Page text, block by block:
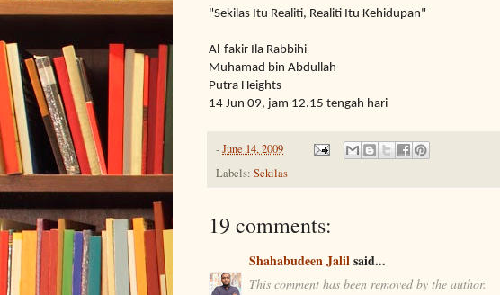
"Sekilas Itu Realiti, Realiti Itu Kehidupan"
Al-fakir Ila Rabbihi
Muhamad bin Abdullah
Putra Heights
14 Jun 09, jam 12.15 tengah hari
-June 14, 2009
Labels: Sekilas
19 comments:
Shahabudeen Jalilsaid...
This comment has been removed by the author.